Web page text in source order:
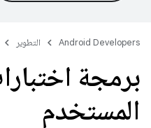
Android Developers التطوير
برمجة
المستخدم